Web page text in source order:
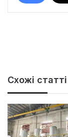
Схожі статті